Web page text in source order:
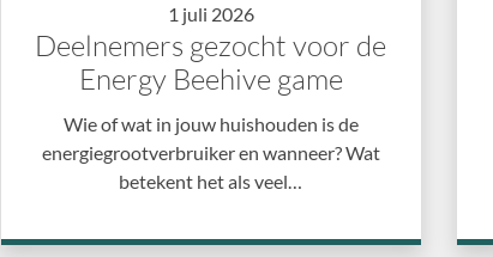
1 juli 2026
Deelnemers gezocht voor de
Energy Beehive game
Wie of wat in jouw huishouden is de
energiegrootverbruiker en wanneer? Wat
betekent het als veel…